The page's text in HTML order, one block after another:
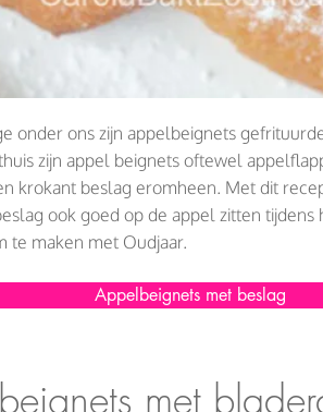
onder ons zijn appelbeignets
zijn appel beignets oftewel
krokant beslag eromheen. Met dit
ook goed op de appel zitten tijdens
te maken met Oudjaar.
Appelbeignets met beslag
met